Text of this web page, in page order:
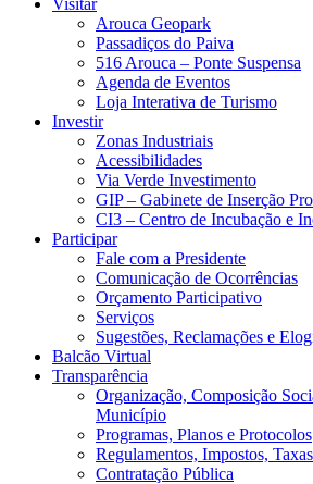
Visitar
Arouca Geopark
Passadiços do Paiva
516 Arouca – Ponte Suspensa
Agenda de Eventos
Loja Interativa de Turismo
Investir
Zonas Industriais
Acessibilidades
Via Verde Investimento
GIP – Gabinete de Inserção
CI3 – Centro de Incubação e
Participar
Fale com a Presidente
Comunicação de Ocorrências
Orçamento Participativo
Serviços
Sugestões, Reclamações e
Balcão Virtual
Transparência
Organização, Composição
Município
Programas, Planos e Protocolos
Regulamentos, Impostos,
Contratação Pública